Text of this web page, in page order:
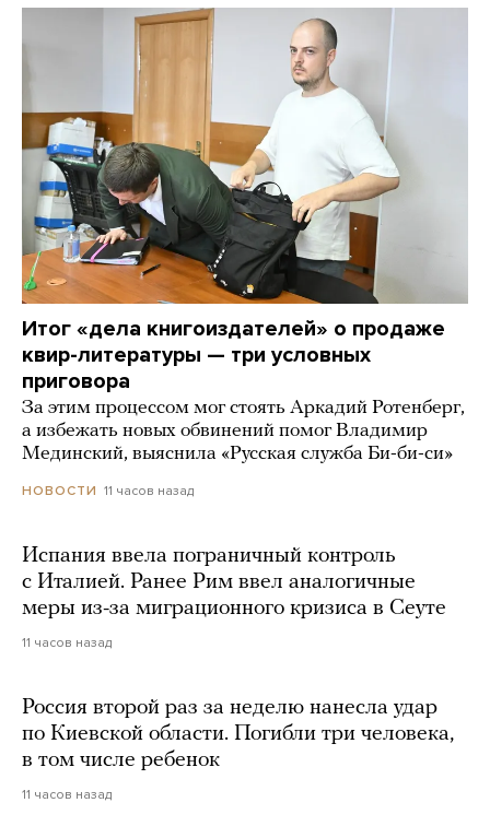
Итог «дела книгоиздателей» о продаже
квир-литературы — три условных
приговора
За этим процессом мог стоять Аркадий Ротенберг,
а избежать новых обвинений помог Владимир
Мединский, выяснила «Русская служба Би-би-си»
НОВОСТИ 11 часов назад
Испания ввела пограничный контроль
с Италией. Ранее Рим ввел аналогичные
меры из-за миграционного кризиса в Сеуте
11 часов назад
Россия второй раз за неделю нанесла удар
по Киевской области. Погибли три человека,
в том числе ребенок
11 часов назад